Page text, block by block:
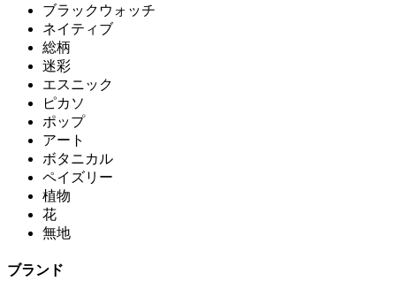
ブラックウォッチ
ネイティブ
総柄
迷彩
エスニック
ピカソ
ポップ
アート
ボタニカル
ペイズリー
植物
花
無地
ブランド